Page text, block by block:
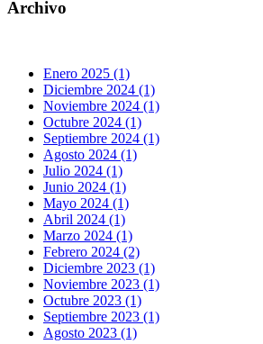
Archivo
Enero 2025 (1)
Diciembre 2024 (1)
Noviembre 2024 (1)
Octubre 2024 (1)
Septiembre 2024 (1)
Agosto 2024 (1)
Julio 2024 (1)
Junio 2024 (1)
Mayo 2024 (1)
Abril 2024 (1)
Marzo 2024 (1)
Febrero 2024 (2)
Diciembre 2023 (1)
Noviembre 2023 (1)
Octubre 2023 (1)
Septiembre 2023 (1)
Agosto 2023 (1)